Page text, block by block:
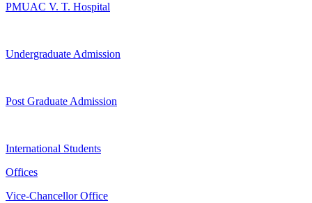
PMUAC V. T. Hospital
Undergraduate Admission
Post Graduate Admission
International Students
Offices
Vice-Chancellor Office